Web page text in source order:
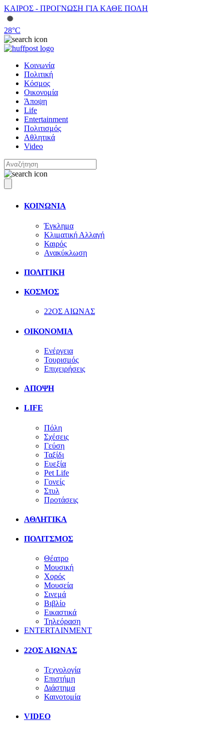
ΚΑΙΡΟΣ - ΠΡΟΓΝΩΣΗ ΓΙΑ ΚΑΘΕ ΠΟΛΗ
28°C
Κοινωνία
Πολιτική
Κόσμος
Οικονομία
Άποψη
Life
Entertainment
Πολιτισμός
Αθλητικά
Video
ΚΟΙΝΩΝΙΑ
Έγκλημα
Κλιματική Αλλαγή
Καιρός
Ανακύκλωση
ΠΟΛΙΤΙΚΗ
ΚΟΣΜΟΣ
22ΟΣ ΑΙΩΝΑΣ
ΟΙΚΟΝΟΜΙΑ
Ενέργεια
Τουρισμός
Επιχειρήσεις
ΑΠΟΨΗ
LIFE
Πόλη
Σχέσεις
Γεύση
Ταξίδι
Ευεξία
Pet Life
Γονείς
Στυλ
Προτάσεις
ΑΘΛΗΤΙΚΑ
ΠΟΛΙΤΣΜΟΣ
Θέατρο
Μουσική
Χορός
Μουσεία
Σινεμά
Βιβλίο
Εικαστικά
Τηλεόραση
ENTERTAINMENT
22ΟΣ ΑΙΩΝΑΣ
Τεχνολογία
Επιστήμη
Διάστημα
Καινοτομία
VIDEO